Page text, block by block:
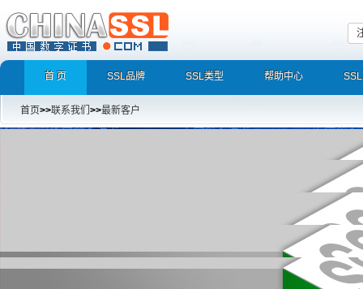
首 页 SSL品牌 SSL类型 帮助中心
首页>>联系我们 >>最新客户